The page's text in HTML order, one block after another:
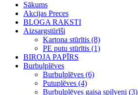
Sākums
Akcijas Preces
BLOGA RAKSTI
Aizsargstūrīši
Kartona stūrītis (8)
PE putu stūrītis (1)
BIROJA PAPĪRS
Burbuļplēves
Burbuļplēves (6)
Putuplēves (4)
Burbuļplēves gaisa spilveni (3)